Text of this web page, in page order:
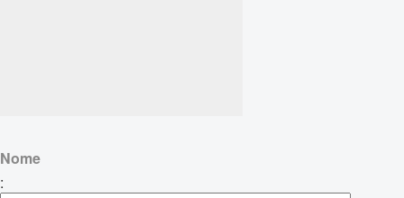
Nome
: